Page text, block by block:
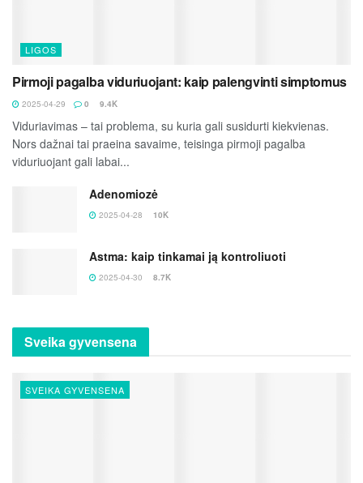
LIGOS
Pirmoji pagalba viduriuojant: kaip palengvinti simptomus
2025-04-29 0 9.4K
Viduriavimas – tai problema, su kuria gali susidurti kiekvienas.
Nors dažnai tai praeina savaime, teisinga pirmoji pagalba
viduriuojant gali labai...
Adenomiozė
2025-04-28 10K
Astma: kaip tinkamai ją kontroliuoti
2025-04-30 8.7K
Sveika gyvensena
SVEIKA GYVENSENA